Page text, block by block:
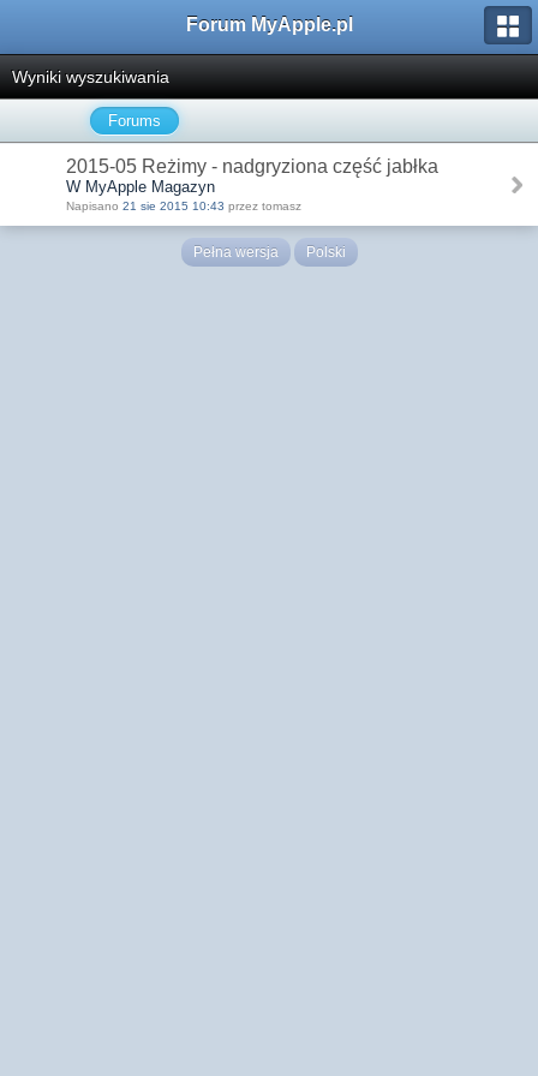
Forum MyApple.pl
Wyniki wyszukiwania
Forums
2015-05 Reżimy - nadgryziona część jabłka
W MyApple Magazyn
Napisano 21 sie 2015 10:43 przez tomasz
Pełna wersja Polski